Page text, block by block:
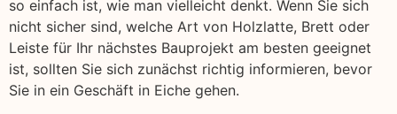
so einfach ist, wie man vielleicht denkt. Wenn Sie sich
nicht sicher sind, welche Art von Holzlatte, Brett oder
Leiste für Ihr nächstes Bauprojekt am besten geeignet
ist, sollten Sie sich zunächst richtig informieren, bevor
Sie in ein Geschäft in Eiche gehen.